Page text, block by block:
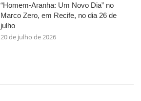
“Homem-Aranha: Um Novo Dia” no
Marco Zero, em Recife, no dia 26 de
julho
20 de julho de 2026